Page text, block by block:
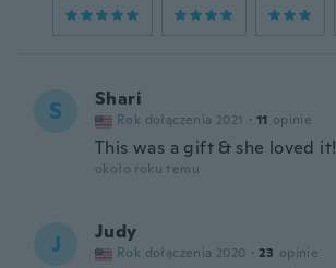
S Shari
Rok dołączenia 2021 · 11 opinie
This was a gift & she loved it!
około roku temu
J Judy
Rok dołączenia 2020 · 23 opinie